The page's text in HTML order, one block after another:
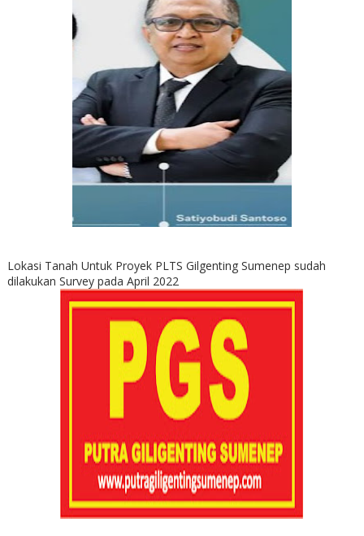
Lokasi Tanah Untuk Proyek PLTS Gilgenting Sumenep sudah
dilakukan Survey pada April 2022